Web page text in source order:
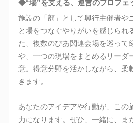
◆“場”を支える、運営のプロフェ
施設の「顔」として興行主催者や
と場をつなぐやりがいを感じられ
た、複数のぴあ関連会場を巡って
や、一つの現場をまとめるリーダ
意。得意分野を活かしながら、柔
きます。
あなたのアイデアや行動が、この
力になります。ぜひ、一緒に、ま